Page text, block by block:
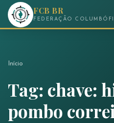
FCB BR
FEDERAÇÃO
Início
Tag: chave:
pombo